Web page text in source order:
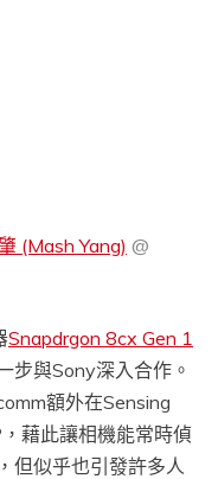
(Mash Yang) @
Snapdrgon 8cx Gen 1
步與Sony深入合作。
額外在Sensing
藉此讓相機能常時偵
但似乎也引發許多人